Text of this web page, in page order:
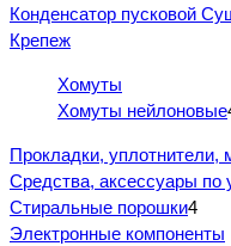
Конденсатор пусковой
Крепеж
Хомуты
Хомуты нейлоновые
Прокладки, уплотнители,
Средства, аксессуары по
Стиральные порошки4
Электронные компоненты